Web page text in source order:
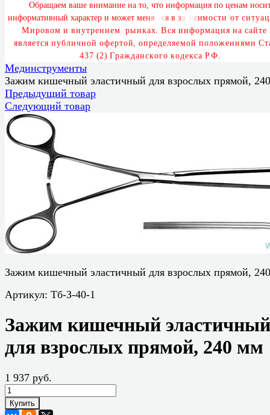
Обращаем ваше внимание на то, что информация по ценам носи
информативный характер и может меня ься в за висимости от ситуац
Мировом и внутреннем рынках. Вся информация на сайте
является публичной офертой, определяемой положениями Ст
437 (2) Гражданского кодекса РФ.
Мединструменты
Зажим кишечный эластичный для взрослых прямой,
Предыдущий товар
Следующий товар
Зажим кишечный эластичный для взрослых прямой,
Артикул: Тб-З-40-1
Зажим кишечный эластичный
для взрослых прямой, 240 мм
1 937 руб.
Купить